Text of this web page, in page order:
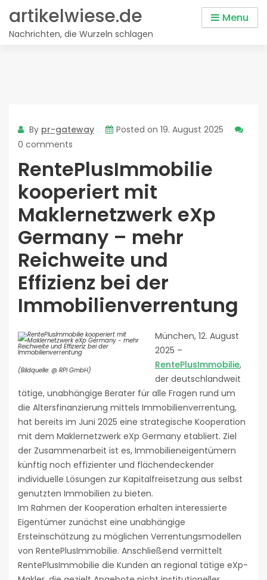
content
artikelwiese.de
Nachrichten, die Wurzeln schlagen
Menu
By pr-gateway Posted on 19. August 2025
0 comments
RentePlusImmobilie
kooperiert mit
Maklernetzwerk eXp
Germany – mehr
Reichweite und
Effizienz bei der
Immobilienverrentung
(Bildquelle: @ RPI GmbH)
München, 12. August
2025 –
RentePlusImmobilie,
der deutschlandweit
tätige, unabhängige Berater für alle Fragen rund um
die Altersfinanzierung mittels Immobilienverrentung,
hat bereits im Juni 2025 eine strategische Kooperation
mit dem Maklernetzwerk eXp Germany etabliert. Ziel
der Zusammenarbeit ist es, Immobilieneigentümern
künftig noch effizienter und flächendeckender
individuelle Lösungen zur Kapitalfreisetzung aus selbst
genutzten Immobilien zu bieten.
Im Rahmen der Kooperation erhalten interessierte
Eigentümer zunächst eine unabhängige
Ersteinschätzung zu möglichen Verrentungsmodellen
von RentePlusImmobilie. Anschließend vermittelt
RentePlusImmobilie die Kunden an regional tätige eXp-